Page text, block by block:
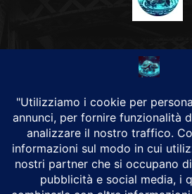
CHI SIAMO
Alground Geopolitica e Cyberwarfare.
Da una idea di Brunilde Trizio
Alground fa parte del Gruppo Trizio